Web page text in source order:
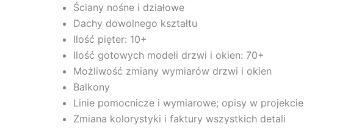
Ściany nośne i działowe
Dachy dowolnego kształtu
Ilość pięter: 10+
Ilość gotowych modeli drzwi i okien: 70+
Możliwość zmiany wymiarów drzwi i okien
Balkony
Linie pomocnicze i wymiarowe; opisy w projekcie
Zmiana kolorystyki i faktury wszystkich detali